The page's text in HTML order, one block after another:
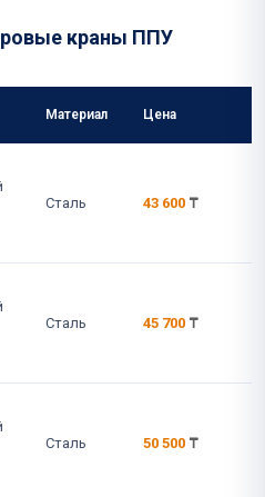
краны ППУ
Материал
Цена
Сталь 43 600 ₸
Сталь 45 700 ₸
Сталь 50 500 ₸